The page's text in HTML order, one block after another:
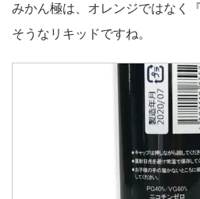
みかん極は、オレンジではなく
そうなリキッドですね。